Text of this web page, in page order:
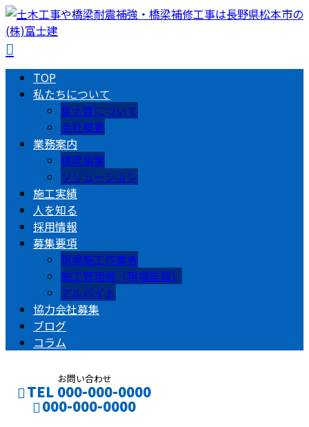
TOP
私たちについて
富士建について
会社概要
業務案内
橋梁事業
ソリューション
施工実績
人を知る
採用情報
募集要項
現場施工作業者
施工管理者（現場監督）
アルバイト
協力会社募集
ブログ
コラム
お問い合わせ
TEL 000-000-0000
000-000-0000